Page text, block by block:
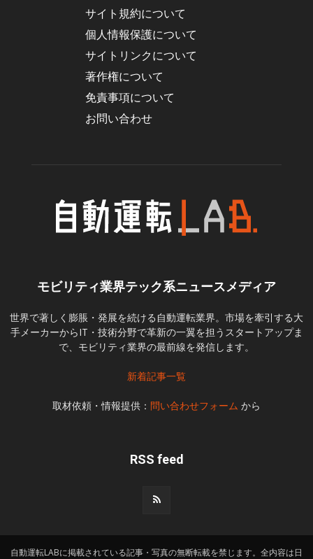
サイト規約について
個人情報保護について
サイトリンクについて
著作権について
免責事項について
お問い合わせ
モビリティ業界テック系ニュースメディア
世界で著しく膨脹・発展を続ける自動運転業界。市場を牽引する大
手メーカーからIT・技術分野で革新の一翼を担うスタートアップま
で、モビリティ業界の最前線を発信します。
新着記事一覧
取材依頼・情報提供： 問い合わせフォーム から
RSS feed
自動運転LABに掲載されている記事・写真の無断転載を禁じます。全内容は日